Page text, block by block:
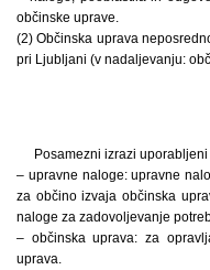
občinske uprave.
(2) Občinska uprava
pri Ljubljani (v nadaljevanju:
Posamezni izrazi
– upravne naloge: upravne
za občino izvaja občinska
naloge za zadovoljevanje
– občinska uprava: za
uprava.